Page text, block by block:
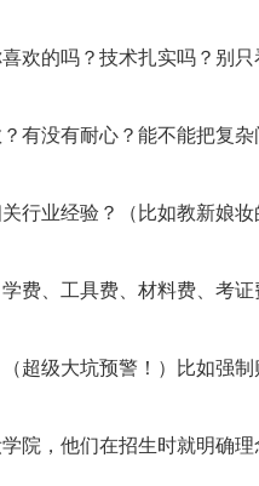
欢的吗？技术扎实吗？别
有没有耐心？能不能把复
行业经验？（比如教新娘妆
费、工具费、材料费、考证
超级大坑预警！）比如强
院，他们在招生时就明确